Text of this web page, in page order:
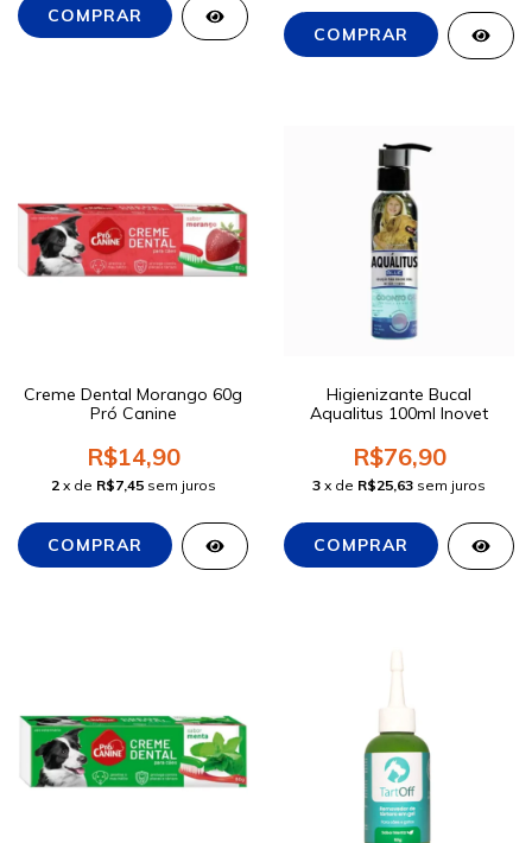
Creme Dental Morango 60g
Pró Canine
R$14,90
2 x de R$7,45 sem juros
Higienizante Bucal
Aqualitus 100ml Inovet
R$76,90
3 x de R$25,63 sem juros